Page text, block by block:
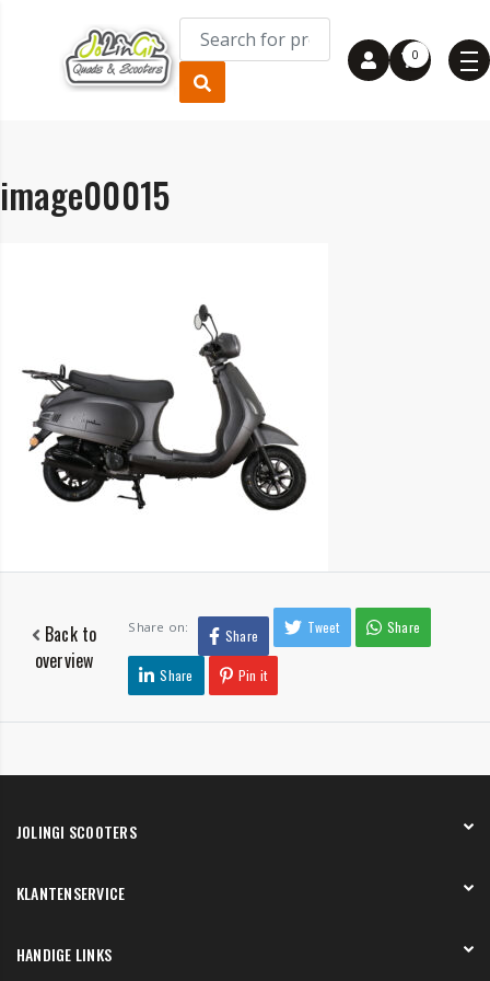
0
image00015
Back to
overview
Share on: Share Tweet Share
Share Pin it
JOLINGI SCOOTERS
Onze showroom
KLANTENSERVICE
Verzending en bezorging
HANDIGE LINKS